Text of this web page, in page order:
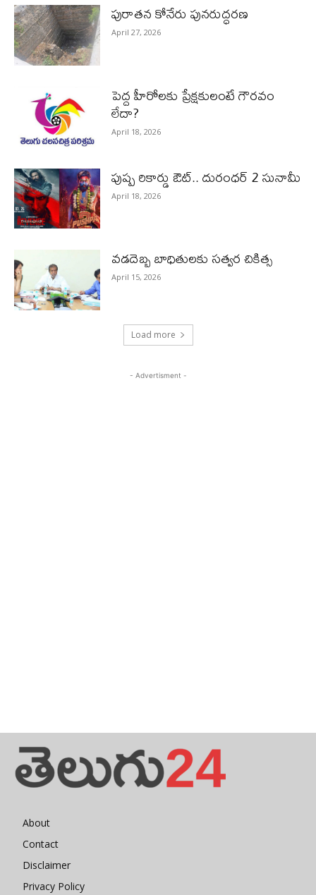
పురాత‌న కోనేరు పున‌రుద్ధ‌ర‌ణ
April 27, 2026
పెద్ద హీరోల‌కు ప్రేక్ష‌కులంటే గౌర‌వం
లేదా?
April 18, 2026
పుష్ప రికార్డు ఔట్‌.. దురంధ‌ర్ 2 సునామీ
April 18, 2026
వడదెబ్బ బాధితులకు సత్వర చికిత్స
April 15, 2026
Load more
- Advertisment -
About
Contact
Disclaimer
Privacy Policy